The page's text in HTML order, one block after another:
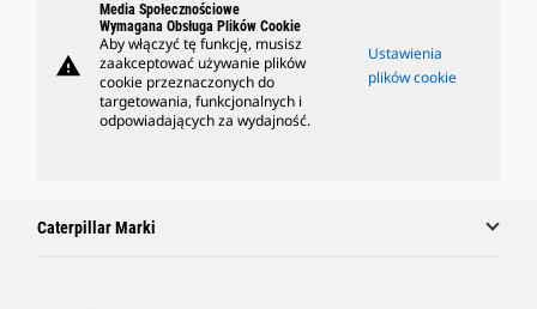
warning
Media Społecznościowe
Wymagana Obsługa Plików Cookie
Aby włączyć tę funkcję, musisz
zaakceptować używanie plików
cookie przeznaczonych do
targetowania, funkcjonalnych i
odpowiadających za wydajność.
Ustawienia
plików cookie
Caterpillar Marki